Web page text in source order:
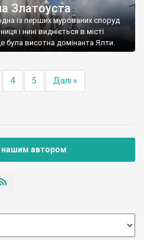
Златоуста
із перших мурованих споруд
і нині видніється в місті
була висотна домінанта Ялти.
4 5 Далі »
нашим автором